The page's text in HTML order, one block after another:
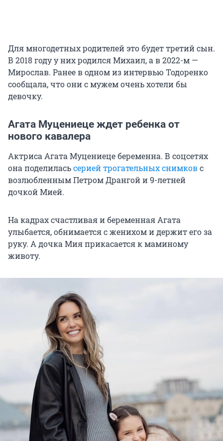
Для многодетных родителей это будет третий сын.
В 2018 году у них родился Михаил, а в 2022-м —
Мирослав. Ранее в одном из интервью Тодоренко
сообщала, что они с мужем очень хотели бы
девочку.
Агата Муцениеце ждет ребенка от
нового кавалера
Актриса Агата Муцениеце беременна. В соцсетях
она поделиласьсерией трогательных снимковс
возлюбленным Петром Дрангой и 9-летней
дочкой Мией.
На кадрах счастливая и беременная Агата
улыбается, обнимается с женихом и держит его за
руку. А дочка Мия прикасается к маминому
животу.